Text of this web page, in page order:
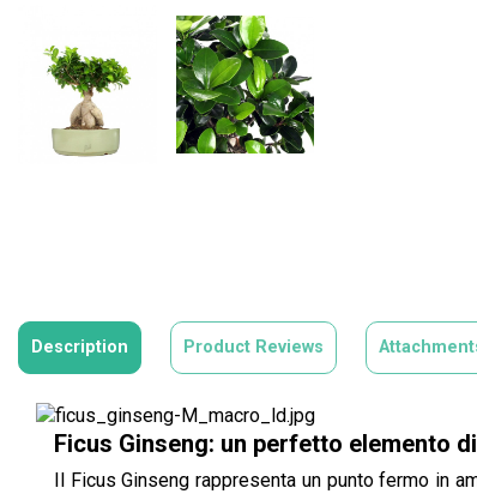
Description Product Reviews
Ficus Ginseng: un perfetto elemento
Il Ficus Ginseng rappresenta un punto fermo in